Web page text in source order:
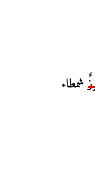
شمطاء